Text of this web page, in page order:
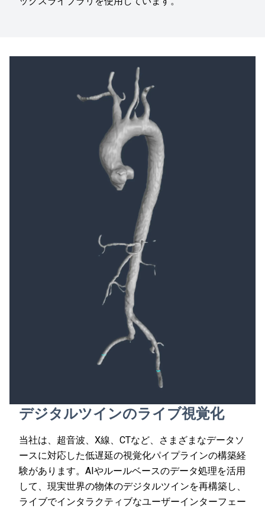
デジタルツインのライブ視覚化
当社は、超音波、X線、CTなど、さまざまなデータソ
ースに対応した低遅延の視覚化パイプラインの構築経
験があります。AIやルールベースのデータ処理を活用
して、現実世界の物体のデジタルツインを再構築し、
ライブでインタラクティブなユーザーインターフェー